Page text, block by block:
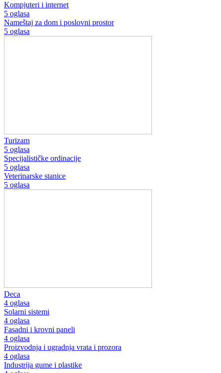
Kompjuteri i internet
5 oglasa
Nameštaj za dom i poslovni prostor
5 oglasa
Turizam
5 oglasa
Specijalističke ordinacije
5 oglasa
Veterinarske stanice
5 oglasa
Deca
4 oglasa
Solarni sistemi
4 oglasa
Fasadni i krovni paneli
4 oglasa
Proizvodnja i ugradnja vrata i prozora
4 oglasa
Industrija gume i plastike